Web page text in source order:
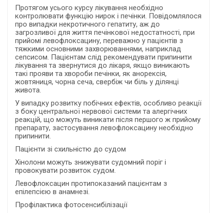
Протягом усього курсу лікування необхідно
контролювати функцію нирок і печінки. Повідомлялося
про випадки некротичного гепатиту, аж до
загрозливої для життя печінкової недостатності, при
прийомі левофлоксацину, переважно у пацієнтів з
тяжкими основними захворюваннями, наприклад
сепсисом. Пацієнтам слід рекомендувати припинити
лікування та звернутися до лікаря, якщо виникають
такі прояви та хвороби печінки, як анорексія,
жовтяниця, чорна сеча, свербіж чи біль у ділянці
живота.
У випадку розвитку побічних ефектів, особливо реакції
з боку центральної нервової системи та алергічних
реакцій, що можуть виникати після першого ж прийому
препарату, застосування левофлоксацину необхідно
припинити.
Пацієнти зі схильністю до судом
Хінолони можуть знижувати судомний поріг і
провокувати розвиток судом.
Левофлоксацин протипоказаний пацієнтам з
епілепсією в анамнезі.
Профілактика фотосенсибілізації